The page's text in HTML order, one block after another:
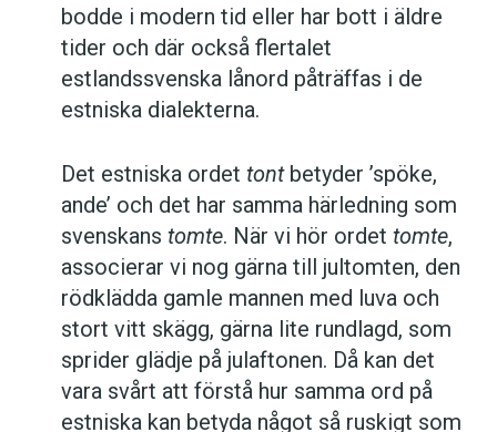
bodde i modern tid eller har bott i äldre
tider och där också flertalet
estlandssvenska lånord påträffas i de
estniska dialekterna.
Det estniska ordet tont betyder ’spöke,
ande’ och det har samma härledning som
svenskans tomte. När vi hör ordet tomte,
associerar vi nog gärna till jultomten, den
rödklädda gamle mannen med luva och
stort vitt skägg, gärna lite rundlagd, som
sprider glädje på julaftonen. Då kan det
vara svårt att förstå hur samma ord på
estniska kan betyda något så ruskigt som